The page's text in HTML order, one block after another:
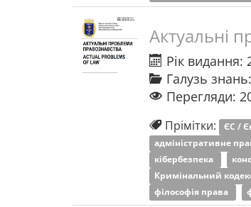
Актуальні
Рік видання:
Галузь знань:
Перегляди:
Прімітки: ЄС /
адміністративне
кібербезпека
Кримінальний
філософія права